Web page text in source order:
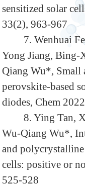
sensitized solar
33(2), 963-967
7. Wenhuai
Yong Jiang,
Qiang Wu*, Small
perovskite-based
diodes, Chem
8. Ying Tan,
Wu-Qiang Wu*,
and
cells: positive or
525-528